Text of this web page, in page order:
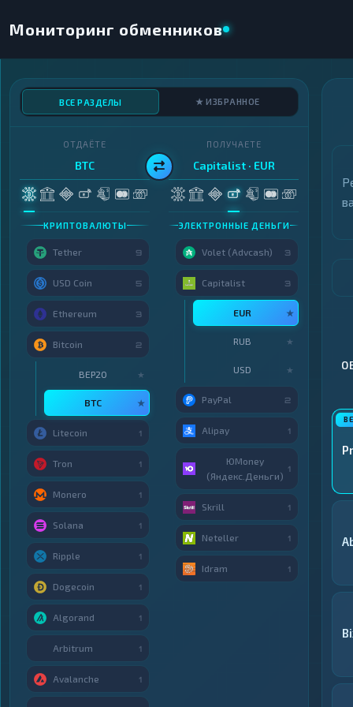
Мониторинг обменников
ВСЕ РАЗДЕЛЫ ★ ИЗБРАННОЕ
ОТДАЁТЕ
BTC
КРИПТОВАЛЮТЫ
Tether 9
USD Coin 5
Ethereum 3
Bitcoin 2
BEP20 ★
BTC ★
Litecoin 1
Tron 1
Monero 1
Solana 1
Ripple 1
Dogecoin 1
Algorand 1
Arbitrum 1
Avalanche 1
ПОЛУЧАЕТЕ
Capitalist · EUR
ЭЛЕКТРОННЫЕ ДЕНЬГИ
Volet (Advcash) 3
Capitalist 3
EUR ★
RUB ★
USD ★
PayPal 2
Alipay 1
ЮMoney
(Яндекс.Деньги)
1
Skrill 1
Neteller 1
Idram 1